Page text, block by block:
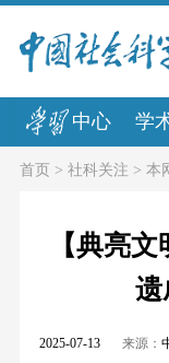
中心 学
首页> 社科关注 > 本
【典亮
遗
2025-07-13 来源：